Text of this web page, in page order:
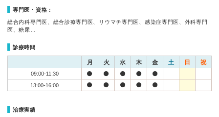
専門医・資格：
総合内科専門医、総合診療専門医、リウマチ専門医、感染症専門医、外科専門
医、糖尿…
診療時間
月 火 水 木 金 土 日 祝
09:00-11:30
13:00-16:00
治療実績